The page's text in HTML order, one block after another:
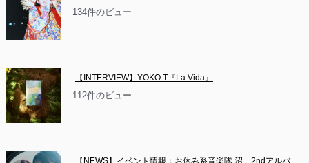
134件のビュー
【INTERVIEW】YOKO.T『La Vida』
112件のビュー
【NEWS】イベント情報：お休み系音楽隊 沼　2ndアルバ